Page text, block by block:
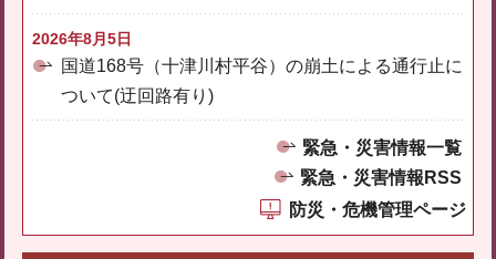
2026年8月5日
国道168号（十津川村平谷）の崩土による通行止に
ついて(迂回路有り)
緊急・災害情報一覧
緊急・災害情報RSS
防災・危機管理ページ